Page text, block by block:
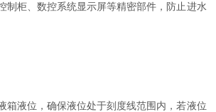
制柜、数控系统显示屏等精密部件，防止进水
液位，确保液位处于刻度线范围内，若液位